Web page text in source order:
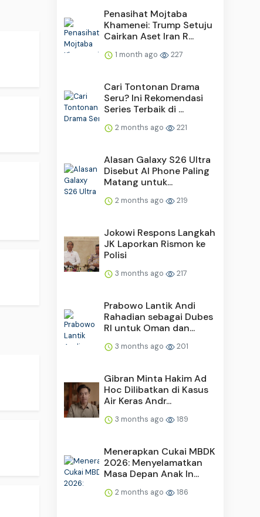
Penasihat Mojtaba
Khamenei: Trump Setuju
Cairkan Aset Iran R...
1 month ago 227
Cari Tontonan Drama
Seru? Ini Rekomendasi
Series Terbaik di ...
2 months ago 221
Alasan Galaxy S26 Ultra
Disebut AI Phone Paling
Matang untuk...
2 months ago 219
Jokowi Respons Langkah
JK Laporkan Rismon ke
Polisi
3 months ago 217
Prabowo Lantik Andi
Rahadian sebagai Dubes
RI untuk Oman dan...
3 months ago 201
Gibran Minta Hakim Ad
Hoc Dilibatkan di Kasus
Air Keras Andr...
3 months ago 189
Menerapkan Cukai MBDK
2026: Menyelamatkan
Masa Depan Anak In...
2 months ago 186